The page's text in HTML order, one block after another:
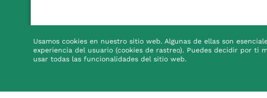

Usamos cookies en nuestro sitio web. Algunas de ellas son
experiencia del usuario (cookies de rastreo). Puedes decidir por ti
usar todas las funcionalidades del sitio web.